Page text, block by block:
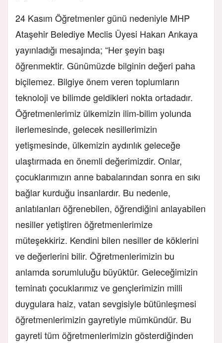
24 Kasım Öğretmenler günü nedeniyle MHP
Ataşehir Belediye Meclis Üyesi Hakan Arıkaya
yayınladığı mesajında; “Her şeyin başı
öğrenmektir. Günümüzde bilginin değeri paha
biçilemez. Bilgiye önem veren toplumların
teknoloji ve bilimde geldikleri nokta ortadadır.
Öğretmenlerimiz ülkemizin ilim-bilim yolunda
ilerlemesinde, gelecek nesillerimizin
yetişmesinde, ülkemizin aydınlık geleceğe
ulaştırmada en önemli değerimizdir. Onlar,
çocuklarımızın anne babalarından sonra en sıkı
bağlar kurduğu insanlardır. Bu nedenle,
anlatılanları öğrenebilen, öğrendiğini anlayabilen
nesiller yetiştiren öğretmenlerimize
müteşekkiriz. Kendini bilen nesiller de köklerini
ve değerlerini bilir. Öğretmenlerimizin bu
anlamda sorumluluğu büyüktür. Geleceğimizin
teminatı çocuklarımız ve gençlerimizin milli
duygulara haiz, vatan sevgisiyle bütünleşmesi
öğretmenlerimizin gayretiyle mümkündür. Bu
gayreti tüm öğretmenlerimizin gösterdiğinden